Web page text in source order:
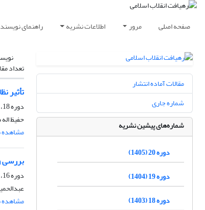
صفحه اصلی مرور اطلاعات نشریه راهنمای
تعداد
تأثیر
دوره 18، شماره 68، پاییز 1403، صفحه
حفیظ
مشاهده
بررسی
دوره 16، شماره 61، زمستان 1401، صفحه
مشاهده
مقالات آماده انتشار
شماره جاری
شماره‌های پیشین نشریه
دوره 20 (1405)
دوره 19 (1404)
دوره 18 (1403)